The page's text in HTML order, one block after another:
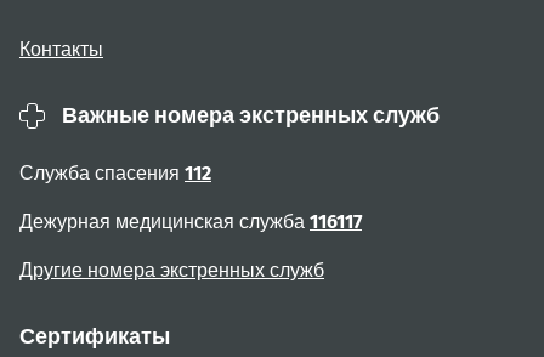
Контакты
Важные номера экстренных служб
Служба спасения 112
Дежурная медицинская служба 116117
Другие номера экстренных служб
Сертификаты